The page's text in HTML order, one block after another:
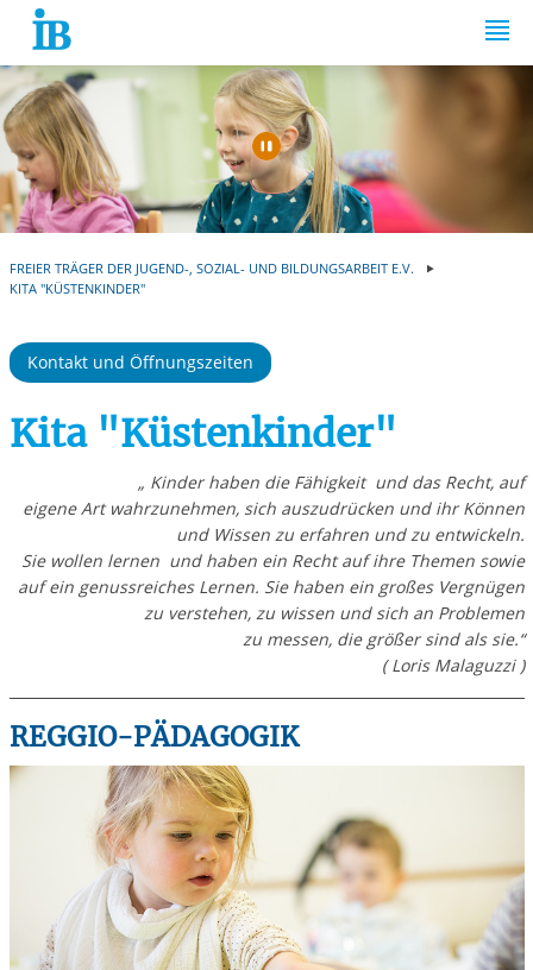
Springe zum Inhalt
Automatische
FREIER TRÄGER DER JUGEND-, SOZIAL- UND BILDUNGSARBEIT E.V.
KITA "KÜSTENKINDER"
Kontakt und Öffnungszeiten
Kita "Küstenkinder"
„ Kinder haben die Fähigkeit und das Recht, auf
eigene Art wahrzunehmen, sich auszudrücken und ihr Können
und Wissen zu erfahren und zu entwickeln.
Sie wollen lernen und haben ein Recht auf ihre Themen sowie
auf ein genussreiches Lernen. Sie haben ein großes Vergnügen
zu verstehen, zu wissen und sich an Problemen
zu messen, die größer sind als sie.“
( Loris Malaguzzi )
REGGIO-PÄDAGOGIK